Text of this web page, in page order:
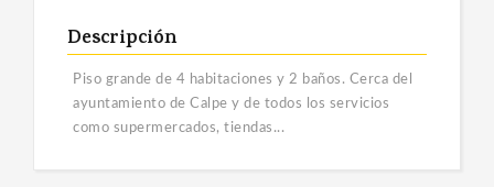
Descripción
Piso grande de 4 habitaciones y 2 baños. Cerca del
ayuntamiento de Calpe y de todos los servicios
como supermercados, tiendas...